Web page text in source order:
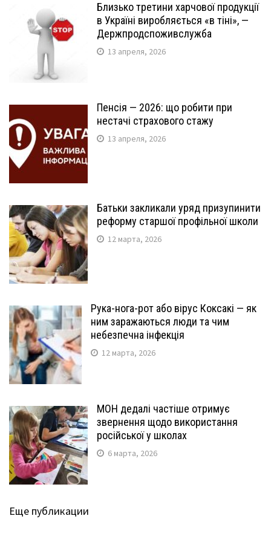
Близько третини харчової продукції
в Україні виробляється «в тіні», —
Держпродспоживслужба
13 апреля, 2026
Пенсія — 2026: що робити при
нестачі страхового стажу
13 апреля, 2026
Батьки закликали уряд призупинити
реформу старшої профільної школи
12 марта, 2026
Рука-нога-рот або вірус Коксакі — як
ним заражаються люди та чим
небезпечна інфекція
12 марта, 2026
МОН дедалі частіше отримує
звернення щодо використання
російської у школах
6 марта, 2026
Еще публикации